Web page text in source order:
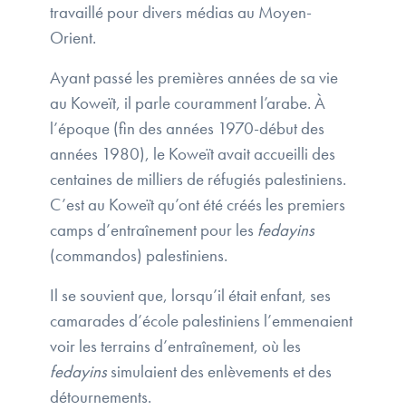
travaillé pour divers médias au Moyen-
Orient.
Ayant passé les premières années de sa vie
au Koweït, il parle couramment l’arabe. À
l’époque (fin des années 1970-début des
années 1980), le Koweït avait accueilli des
centaines de milliers de réfugiés palestiniens.
C’est au Koweït qu’ont été créés les premiers
camps d’entraînement pour les fedayins
(commandos) palestiniens.
Il se souvient que, lorsqu’il était enfant, ses
camarades d’école palestiniens l’emmenaient
voir les terrains d’entraînement, où les
fedayins simulaient des enlèvements et des
détournements.